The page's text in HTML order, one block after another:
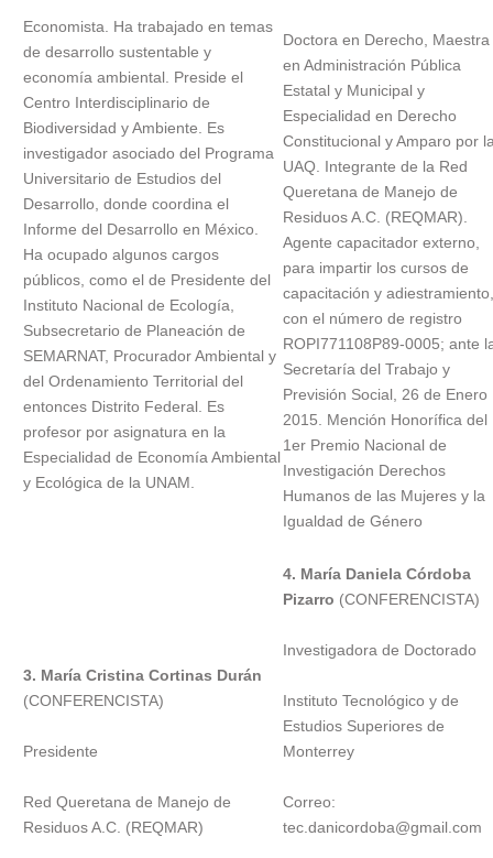
Economista. Ha trabajado en temas
de desarrollo sustentable y
economía ambiental. Preside el
Centro Interdisciplinario de
Biodiversidad y Ambiente. Es
investigador asociado del Programa
Universitario de Estudios del
Desarrollo, donde coordina el
Informe del Desarrollo en México.
Ha ocupado algunos cargos
públicos, como el de Presidente del
Instituto Nacional de Ecología,
Subsecretario de Planeación de
SEMARNAT, Procurador Ambiental y
del Ordenamiento Territorial del
entonces Distrito Federal. Es
profesor por asignatura en la
Especialidad de Economía Ambiental
y Ecológica de la UNAM.
Doctora en Derecho, Maestra
en Administración Pública
Estatal y Municipal y
Especialidad en Derecho
Constitucional y Amparo por
UAQ. Integrante de la Red
Queretana de Manejo de
Residuos A.C. (REQMAR).
Agente capacitador externo,
para impartir los cursos de
capacitación y adiestramiento,
con el número de registro
ROPI771108P89-0005; ante
Secretaría del Trabajo y
Previsión Social, 26 de Enero
2015. Mención Honorífica del
1er Premio Nacional de
Investigación Derechos
Humanos de las Mujeres y la
Igualdad de Género
3. María Cristina Cortinas Durán
(CONFERENCISTA)
Presidente
Red Queretana de Manejo de
Residuos A.C. (REQMAR)
4. María Daniela Córdoba
Pizarro (CONFERENCISTA)
Investigadora de Doctorado
Instituto Tecnológico y de
Estudios Superiores de
Monterrey
Correo:
tec.danicordoba@gmail.com